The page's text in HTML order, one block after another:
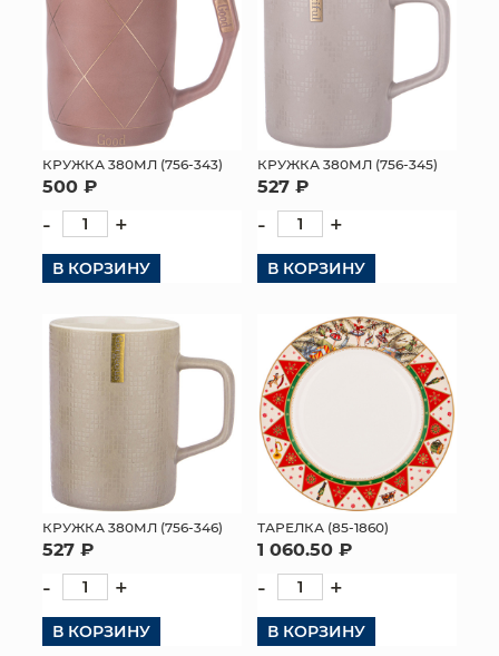
КРУЖКА 380МЛ (756-343)
500 ₽
- +
В КОРЗИНУ
КРУЖКА 380МЛ (756-345)
527 ₽
- +
В КОРЗИНУ
КРУЖКА 380МЛ (756-346)
527 ₽
- +
В КОРЗИНУ
ТАРЕЛКА (85-1860)
1 060.50 ₽
- +
В КОРЗИНУ